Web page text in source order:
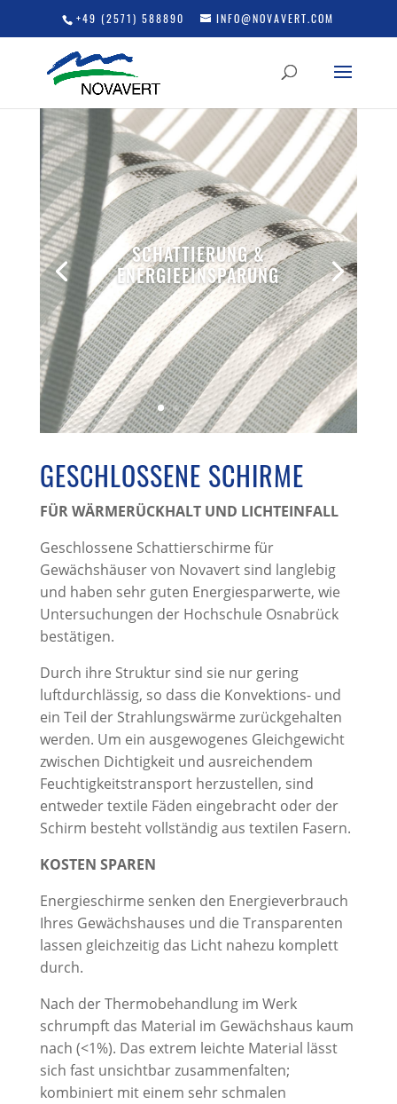
+49 (2571) 588890 INFO@NOVAVERT.COM
SCHATTIERUNG &
ENERGIEEINSPARUNG
GESCHLOSSENE SCHIRME
FÜR WÄRMERÜCKHALT UND LICHTEINFALL
Geschlossene Schattierschirme für
Gewächshäuser von Novavert sind langlebig
und haben sehr guten Energiesparwerte, wie
Untersuchungen der Hochschule Osnabrück
bestätigen.
Durch ihre Struktur sind sie nur gering
luftdurchlässig, so dass die Konvektions- und
ein Teil der Strahlungswärme zurückgehalten
werden. Um ein ausgewogenes Gleichgewicht
zwischen Dichtigkeit und ausreichendem
Feuchtigkeitstransport herzustellen, sind
entweder textile Fäden eingebracht oder der
Schirm besteht vollständig aus textilen Fasern.
KOSTEN SPAREN
Energieschirme senken den Energieverbrauch
Ihres Gewächshauses und die Transparenten
lassen gleichzeitig das Licht nahezu komplett
durch.
Nach der Thermobehandlung im Werk
schrumpft das Material im Gewächshaus kaum
nach (<1%). Das extrem leichte Material lässt
sich fast unsichtbar zusammenfalten;
kombiniert mit einem sehr schmalen